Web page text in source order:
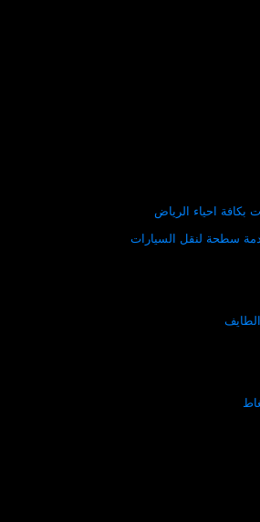
احياء الرياض
سطحة لنقل السيارات